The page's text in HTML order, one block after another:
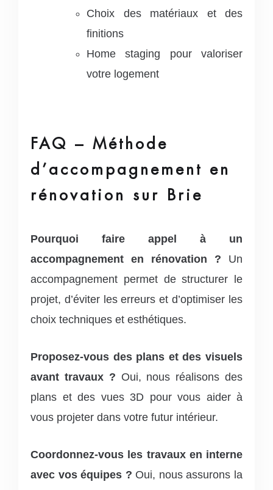
Choix des matériaux et des
finitions
Home staging pour valoriser
votre logement
FAQ – Méthode
d’accompagnement en
rénovation sur Brie
Pourquoi faire appel à un
accompagnement en rénovation ? Un
accompagnement permet de structurer le
projet, d’éviter les erreurs et d’optimiser les
choix techniques et esthétiques.
Proposez-vous des plans et des visuels
avant travaux ? Oui, nous réalisons des
plans et des vues 3D pour vous aider à
vous projeter dans votre futur intérieur.
Coordonnez-vous les travaux en interne
avec vos équipes ? Oui, nous assurons la